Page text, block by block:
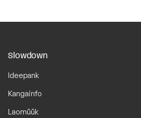
Slowdown
Ideepank
Kangainfo
Laomüük